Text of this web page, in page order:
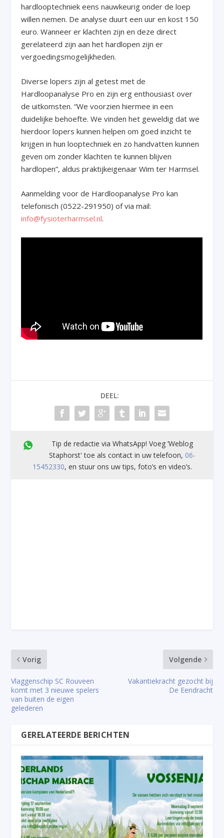
hardlooptechniek eens nauwkeurig onder de loep
willen nemen. De analyse duurt een uur en kost 150
euro. Wanneer er klachten zijn en deze direct
gerelateerd zijn aan het hardlopen zijn er
vergoedingsmogelijkheden.
Diverse lopers zijn al getest met de
Hardloopanalyse Pro en zijn erg enthousiast over
de uitkomsten. “We voorzien hiermee in een
duidelijke behoefte. We vinden het geweldig dat we
hierdoor lopers kunnen helpen om goed inzicht te
krijgen in hun looptechniek en zo handvatten kunnen
geven om zonder klachten te kunnen blijven
hardlopen”, aldus praktijkeigenaar Wim ter Harmsel.
Aanmelding voor de Hardloopanalyse Pro kan
telefonisch (0522-291950) of via mail:
info@fysioterharmsel.nl.
DEEL:
Tip de redactie via WhatsApp! Voeg ’Weblog
Staphorst' toe als contact in uw telefoon, 06-
15452330, en stuur ons uw tips, foto’s en video’s.
Vorig
Vlaggenschip SC Rouveen
komt met 3 nieuwe spelers
van buiten de eigen
gelederen
Volgende
Vakantiekracht gezocht bij
De Eendracht
GERELATEERDE BERICHTEN